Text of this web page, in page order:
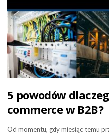
5 powodów
commerce w B2B?
Od momentu, gdy miesiąc temu